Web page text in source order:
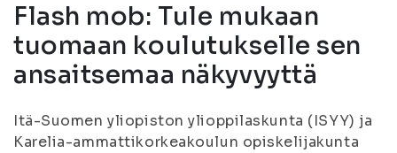
Flash mob: Tule mukaan
tuomaan koulutukselle sen
ansaitsemaa näkyvyyttä
Itä-Suomen yliopiston ylioppilaskunta (ISYY) ja
Karelia-ammattikorkeakoulun opiskelijakunta